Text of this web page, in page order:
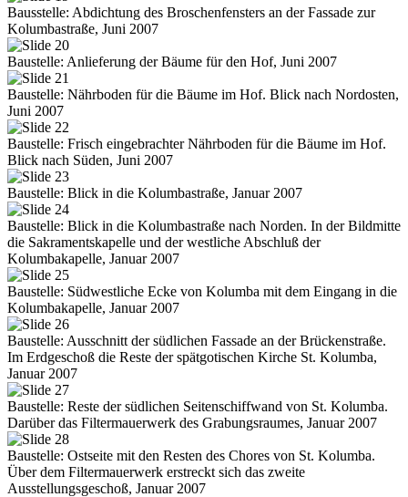
Bausstelle: Abdichtung des Broschenfensters an der Fassade zur
Kolumbastraße, Juni 2007
Baustelle: Anlieferung der Bäume für den Hof, Juni 2007
Baustelle: Nährboden für die Bäume im Hof. Blick nach Nordosten,
Juni 2007
Baustelle: Frisch eingebrachter Nährboden für die Bäume im Hof.
Blick nach Süden, Juni 2007
Baustelle: Blick in die Kolumbastraße, Januar 2007
Baustelle: Blick in die Kolumbastraße nach Norden. In der Bildmitte
die Sakramentskapelle und der westliche Abschluß der
Kolumbakapelle, Januar 2007
Baustelle: Südwestliche Ecke von Kolumba mit dem Eingang in die
Kolumbakapelle, Januar 2007
Baustelle: Ausschnitt der südlichen Fassade an der Brückenstraße.
Im Erdgeschoß die Reste der spätgotischen Kirche St. Kolumba,
Januar 2007
Baustelle: Reste der südlichen Seitenschiffwand von St. Kolumba.
Darüber das Filtermauerwerk des Grabungsraumes, Januar 2007
Baustelle: Ostseite mit den Resten des Chores von St. Kolumba.
Über dem Filtermauerwerk erstreckt sich das zweite
Ausstellungsgeschoß, Januar 2007